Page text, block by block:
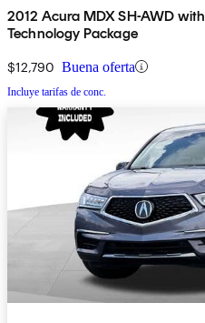
2012 Acura MDX SH-AWD with
Technology Package
$12,790 Buena oferta
Incluye tarifas de conc.